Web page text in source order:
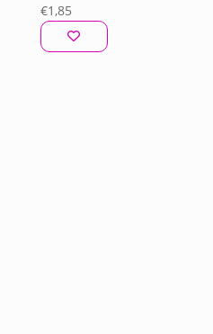
€1,85